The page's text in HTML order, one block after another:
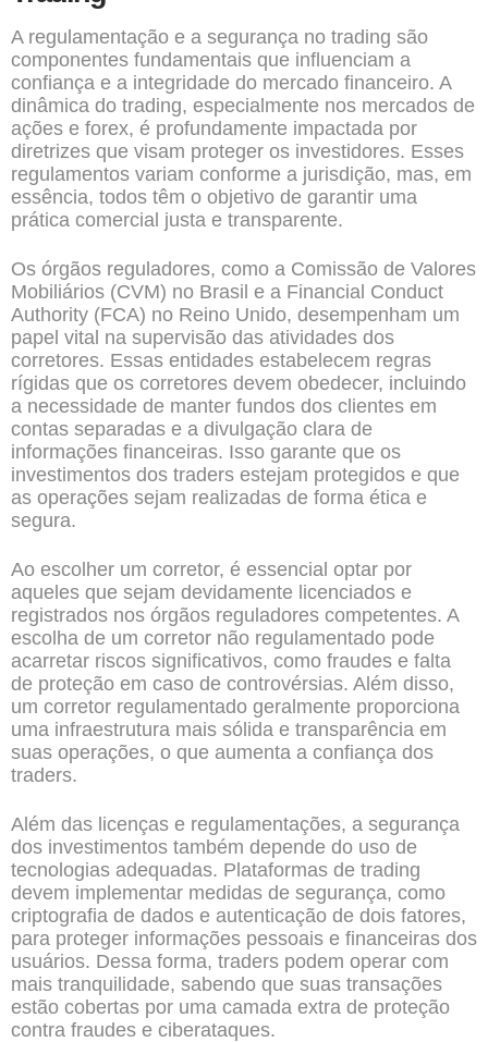
A regulamentação e a segurança no trading são
componentes fundamentais que influenciam a
confiança e a integridade do mercado financeiro. A
dinâmica do trading, especialmente nos mercados de
ações e forex, é profundamente impactada por
diretrizes que visam proteger os investidores. Esses
regulamentos variam conforme a jurisdição, mas, em
essência, todos têm o objetivo de garantir uma
prática comercial justa e transparente.
Os órgãos reguladores, como a Comissão de Valores
Mobiliários (CVM) no Brasil e a Financial Conduct
Authority (FCA) no Reino Unido, desempenham um
papel vital na supervisão das atividades dos
corretores. Essas entidades estabelecem regras
rígidas que os corretores devem obedecer, incluindo
a necessidade de manter fundos dos clientes em
contas separadas e a divulgação clara de
informações financeiras. Isso garante que os
investimentos dos traders estejam protegidos e que
as operações sejam realizadas de forma ética e
segura.
Ao escolher um corretor, é essencial optar por
aqueles que sejam devidamente licenciados e
registrados nos órgãos reguladores competentes. A
escolha de um corretor não regulamentado pode
acarretar riscos significativos, como fraudes e falta
de proteção em caso de controvérsias. Além disso,
um corretor regulamentado geralmente proporciona
uma infraestrutura mais sólida e transparência em
suas operações, o que aumenta a confiança dos
traders.
Além das licenças e regulamentações, a segurança
dos investimentos também depende do uso de
tecnologias adequadas. Plataformas de trading
devem implementar medidas de segurança, como
criptografia de dados e autenticação de dois fatores,
para proteger informações pessoais e financeiras dos
usuários. Dessa forma, traders podem operar com
mais tranquilidade, sabendo que suas transações
estão cobertas por uma camada extra de proteção
contra fraudes e ciberataques.